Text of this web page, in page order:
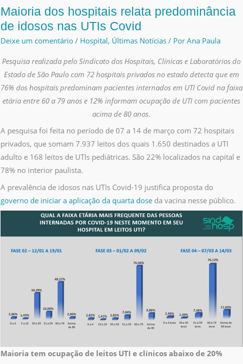
Maioria dos hospitais relata predominância
de idosos nas UTIs Covid
Deixe um comentário / Hospital, Últimas Notícias/ Por Ana Paula
Pesquisa realizada pelo Sindicato dos Hospitais, Clínicas e Laboratórios do
Estado de São Paulo com 72 hospitais privados no estado detecta que em
76% dos hospitais predominam pacientes internados em UTI Covid na faixa
etária entre 60 a 79 anos e 12% informam ocupação de UTI com pacientes
acima de 80 anos.
A pesquisa foi feita no período de 07 a 14 de março com 72 hospitais
privados, que somam 7.937 leitos dos quais 1.650 destinados a UTI
adulto e 168 leitos de UTIs pediátricas. São 22% localizados na capital e
78% no interior paulista.
A prevalência de idosos nas UTIs Covid-19 justifica proposta do
governo de iniciar a aplicação da quarta doseda vacina nesse público.
Maioria tem ocupação de leitos UTI e clínicos abaixo de 20%
Maioria
dos
hospitais
predominância
de
idosos
nas
Covid